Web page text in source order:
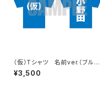
（仮）Tシャツ 名前ver.（ブル
ー）
¥3,500